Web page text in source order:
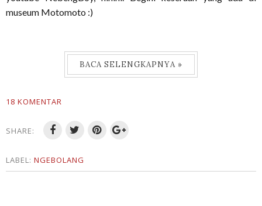
museum Motomoto :)
BACA SELENGKAPNYA »
18 KOMENTAR
SHARE:
LABEL: NGEBOLANG